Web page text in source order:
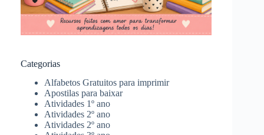
Categorias
Alfabetos Gratuitos para imprimir
Apostilas para baixar
Atividades 1º ano
Atividades 2º ano
Atividades 2º ano